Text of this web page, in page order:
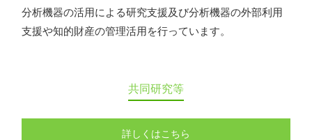
分析機器の活用による研究支援及び分析機器の外部利用
支援や知的財産の管理活用を行っています。
共同研究等
詳しくはこちら